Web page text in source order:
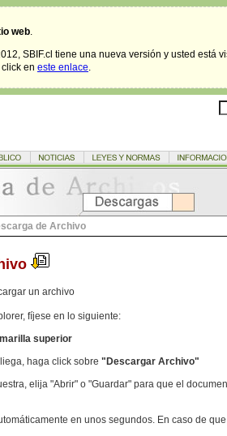
web.
SBIF.cl tiene una nueva versión y usted está
en este enlace.
de Archivo
un archivo
fíjese en lo siguiente:
superior
haga click sobre "Descargar Archivo"
elija "Abrir" o "Guardar" para que el
en unos segundos. En caso de